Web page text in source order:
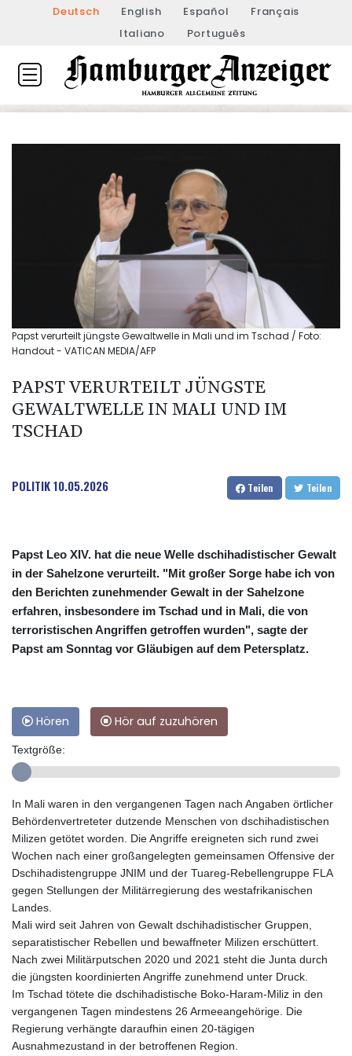
Deutsch English Español
Français
Italiano
Português
Papst verurteilt jüngste Gewaltwelle in Mali und im Tschad / Foto:
Handout - VATICAN MEDIA/AFP
PAPST VERURTEILT JÜNGSTE
GEWALTWELLE IN MALI UND IM
TSCHAD
POLITIK10.05.2026 Teilen Teilen
Papst Leo XIV. hat die neue Welle dschihadistischer Gewalt
in der Sahelzone verurteilt. "Mit großer Sorge habe ich von
den Berichten zunehmender Gewalt in der Sahelzone
erfahren, insbesondere im Tschad und in Mali, die von
terroristischen Angriffen getroffen wurden", sagte der
Papst am Sonntag vor Gläubigen auf dem Petersplatz.
Hören Hör auf zuzuhören
Textgröße:
In Mali waren in den vergangenen Tagen nach Angaben örtlicher
Behördenvertreteter dutzende Menschen von dschihadistischen
Milizen getötet worden. Die Angriffe ereigneten sich rund zwei
Wochen nach einer großangelegten gemeinsamen Offensive der
Dschihadistengruppe JNIM und der Tuareg-Rebellengruppe FLA
gegen Stellungen der Militärregierung des westafrikanischen
Landes.
Mali wird seit Jahren von Gewalt dschihadistischer Gruppen,
separatistischer Rebellen und bewaffneter Milizen erschüttert.
Nach zwei Militärputschen 2020 und 2021 steht die Junta durch
die jüngsten koordinierten Angriffe zunehmend unter Druck.
Im Tschad tötete die dschihadistische Boko-Haram-Miliz in den
vergangenen Tagen mindestens 26 Armeeangehörige. Die
Regierung verhängte daraufhin einen 20-tägigen
Ausnahmezustand in der betroffenen Region.